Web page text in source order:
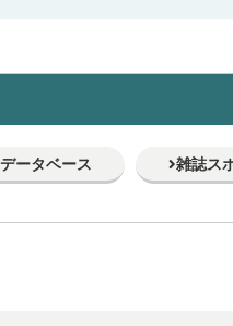
データベース 雑誌ス